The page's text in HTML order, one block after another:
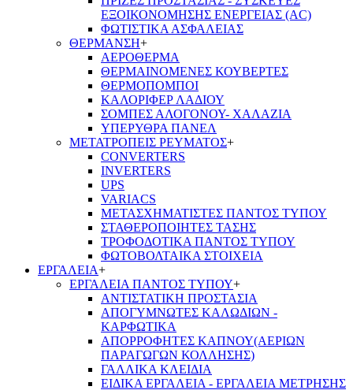
ΕΞΟΙΚΟΝΟΜΗΣΗΣ ΕΝΕΡΓΕΙΑΣ (AC)
ΦΩΤΙΣΤΙΚΑ ΑΣΦΑΛΕΙΑΣ
ΘΕΡΜΑΝΣΗ+
ΑΕΡΟΘΕΡΜΑ
ΘΕΡΜΑΙΝΟΜΕΝΕΣ ΚΟΥΒΕΡΤΕΣ
ΘΕΡΜΟΠΟΜΠΟΙ
ΚΑΛΟΡΙΦΕΡ ΛΑΔΙΟΥ
ΣΟΜΠΕΣ ΑΛΟΓΟΝΟΥ- ΧΑΛΑΖΙΑ
ΥΠΕΡΥΘΡΑ ΠΑΝΕΛ
ΜΕΤΑΤΡΟΠΕΙΣ ΡΕΥΜΑΤΟΣ+
CONVERTERS
INVERTERS
UPS
VARIACS
ΜΕΤΑΣΧΗΜΑΤΙΣΤΕΣ ΠΑΝΤΟΣ ΤΥΠΟΥ
ΣΤΑΘΕΡΟΠΟΙΗΤΕΣ ΤΑΣΗΣ
ΤΡΟΦΟΔΟΤΙΚΑ ΠΑΝΤΟΣ ΤΥΠΟΥ
ΦΩΤΟΒΟΛΤΑΙΚΑ ΣΤΟΙΧΕΙΑ
ΕΡΓΑΛΕΙΑ+
ΕΡΓΑΛΕΙΑ ΠΑΝΤΟΣ ΤΥΠΟΥ+
ΑΝΤΙΣΤΑΤΙΚΗ ΠΡΟΣΤΑΣΙΑ
ΑΠΟΓΥΜΝΩΤΕΣ ΚΑΛΩΔΙΩΝ -
ΚΑΡΦΩΤΙΚΑ
ΑΠΟΡΡΟΦΗΤΕΣ ΚΑΠΝΟΥ(ΑΕΡΙΩΝ
ΠΑΡΑΓΩΓΩΝ ΚΟΛΛΗΣΗΣ)
ΓΑΛΛΙΚΑ ΚΛΕΙΔΙΑ
ΕΙΔΙΚΑ ΕΡΓΑΛΕΙΑ - ΕΡΓΑΛΕΙΑ ΜΕΤΡΗΣΗΣ